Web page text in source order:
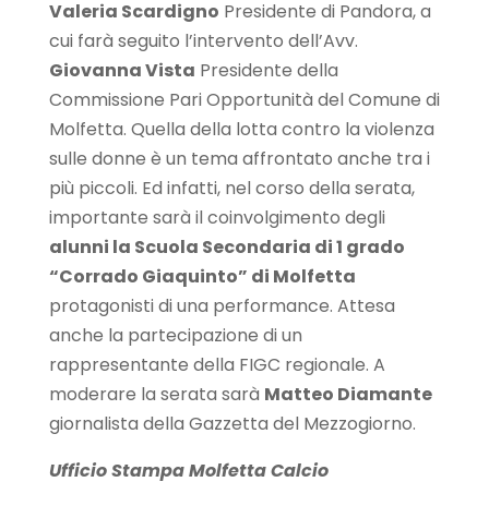
Valeria Scardigno Presidente di Pandora, a
cui farà seguito l’intervento dell’Avv.
Giovanna Vista Presidente della
Commissione Pari Opportunità del Comune di
Molfetta. Quella della lotta contro la violenza
sulle donne è un tema affrontato anche tra i
più piccoli. Ed infatti, nel corso della serata,
importante sarà il coinvolgimento degli
alunni la Scuola Secondaria di 1 grado
“Corrado Giaquinto” di Molfetta
protagonisti di una performance. Attesa
anche la partecipazione di un
rappresentante della FIGC regionale. A
moderare la serata sarà Matteo Diamante
giornalista della Gazzetta del Mezzogiorno.
Ufficio Stampa Molfetta Calcio